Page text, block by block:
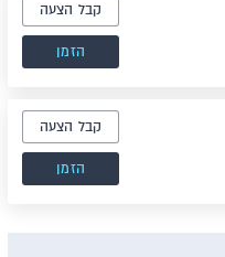
קבל הצעה
הזמן
קבל הצעה
הזמן